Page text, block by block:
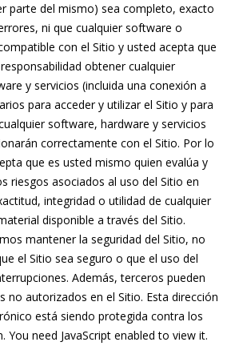
parte del mismo) sea completo, exacto
ni que cualquier software o
con el Sitio y usted acepta que
obtener cualquier
y servicios (incluida una conexión a
para acceder y utilizar el Sitio y para
software, hardware y servicios
correctamente con el Sitio. Por lo
que es usted mismo quien evalúa y
riesgos asociados al uso del Sitio en
integridad o utilidad de cualquier
disponible a través del Sitio.
mantener la seguridad del Sitio, no
el Sitio sea seguro o que el uso del
Además, terceros pueden
no autorizados en el Sitio. Esta dirección
está siendo protegida contra los
You need JavaScript enabled to view it.